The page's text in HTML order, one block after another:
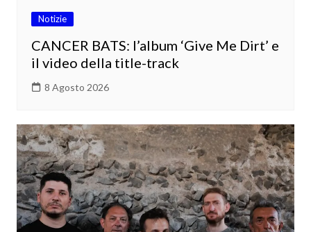
Notizie
CANCER BATS: l’album ‘Give Me Dirt’ e
il video della title-track
8 Agosto 2026